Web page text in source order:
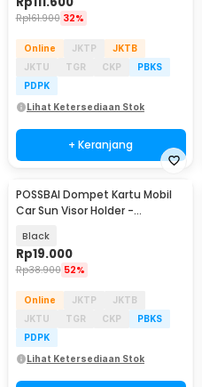
Rp161.900 32%
Online JKTP
JKTB
JKTU
TGR CKP
PBKS
PDPK
Lihat Ketersediaan Stok
+ Keranjang
POSSBAI Dompet Kartu Mobil
Car Sun Visor Holder -
Black
Rp19.000
Rp38.900 52%
Online JKTP
JKTB
JKTU
TGR CKP
PBKS
PDPK
Lihat Ketersediaan Stok